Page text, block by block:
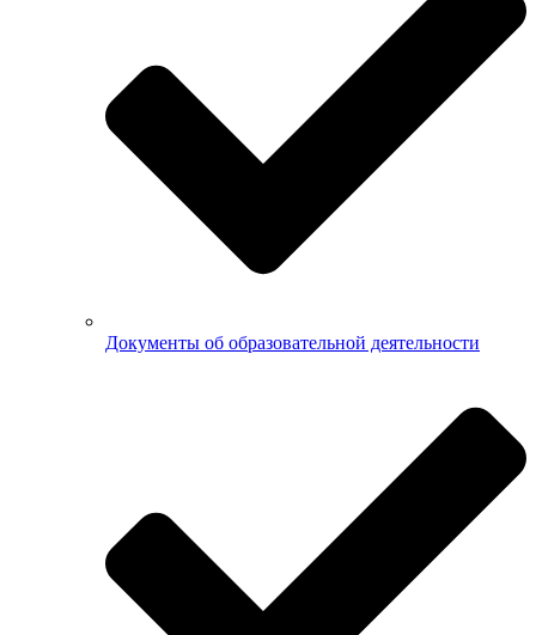
Документы об образовательной деятельности